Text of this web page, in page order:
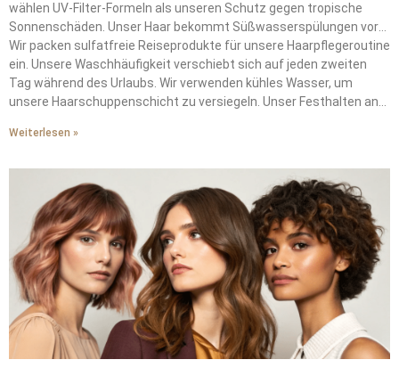
wählen UV-Filter-Formeln als unseren Schutz gegen tropische
Sonnenschäden. Unser Haar bekommt Süßwasserspülungen vor
dem Schwimmen. Diese Spülungen schaffen Barrieren gegen die
ausbleichenden Effekte des Chlors auf unsere Farbe.
Wir packen sulfatfreie Reiseprodukte für unsere Haarpflegeroutine
ein. Unsere Waschhäufigkeit verschiebt sich auf jeden zweiten
Tag während des Urlaubs. Wir verwenden kühles Wasser, um
unsere Haarschuppenschicht zu versiegeln. Unser Festhalten an
vermeiden Urlaubshaarkatastrophen durch konsequente
Weiterlesen »